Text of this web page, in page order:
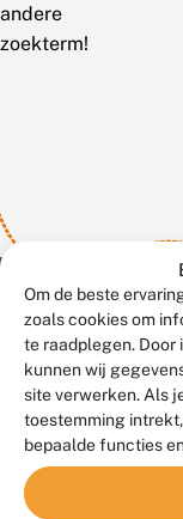
Om de beste
zoals cookies om
te raadplegen. Door
kunnen wij
site verwerken. Als
toestemming
bepaalde functies
andere
zoekterm!
Contact
Meld
Duurzaam